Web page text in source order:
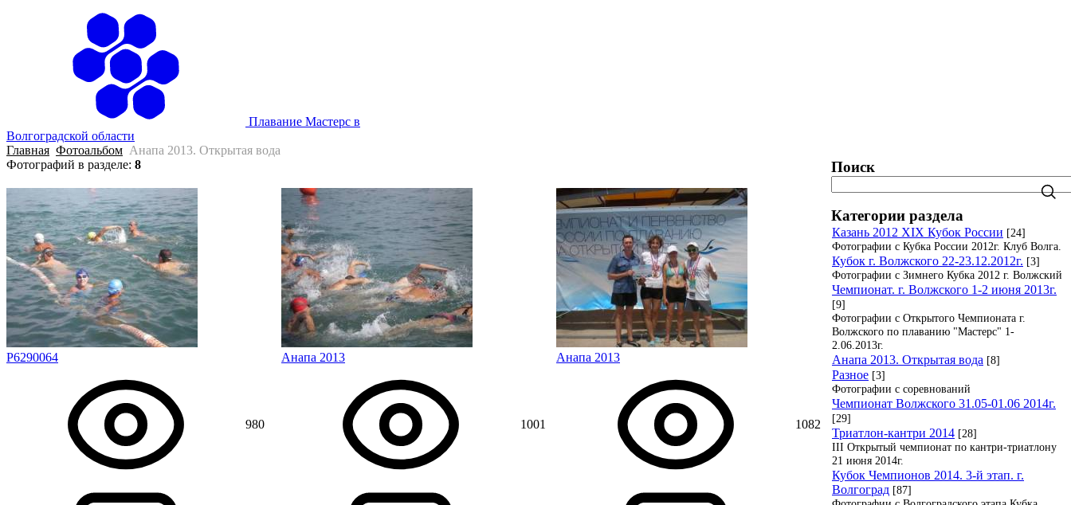
Плавание Мастерс в
Волгоградской области
Главная Фотоальбом Анапа 2013. Открытая вода
Фотографий в разделе: 8
P6290064
980
Анапа 2013
1001
Анапа 2013
1082
Поиск
Категории раздела
Казань 2012 XIX Кубок России [24]
Фотографии с Кубка России 2012г. Клуб Волга.
Кубок г. Волжского 22-23.12.2012г. [3]
Фотографии с Зимнего Кубка 2012 г. Волжский
Чемпионат. г. Волжского 1-2 июня 2013г.
[9]
Фотографии с Открытого Чемпионата г.
Волжского по плаванию "Мастерс" 1-
2.06.2013г.
Анапа 2013. Открытая вода [8]
Разное [3]
Фотографии с соревнований
Чемпионат Волжского 31.05-01.06 2014г.
[29]
Триатлон-кантри 2014 [28]
III Открытый чемпионат по кантри-триатлону
21 июня 2014г.
Кубок Чемпионов 2014. 3-й этап. г.
Волгоград [87]